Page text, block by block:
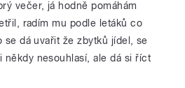
večer, já hodně pomáhám
radím mu podle letáků co
se dá uvařit že zbytků jídel, se
někdy nesouhlasí, ale dá si říct